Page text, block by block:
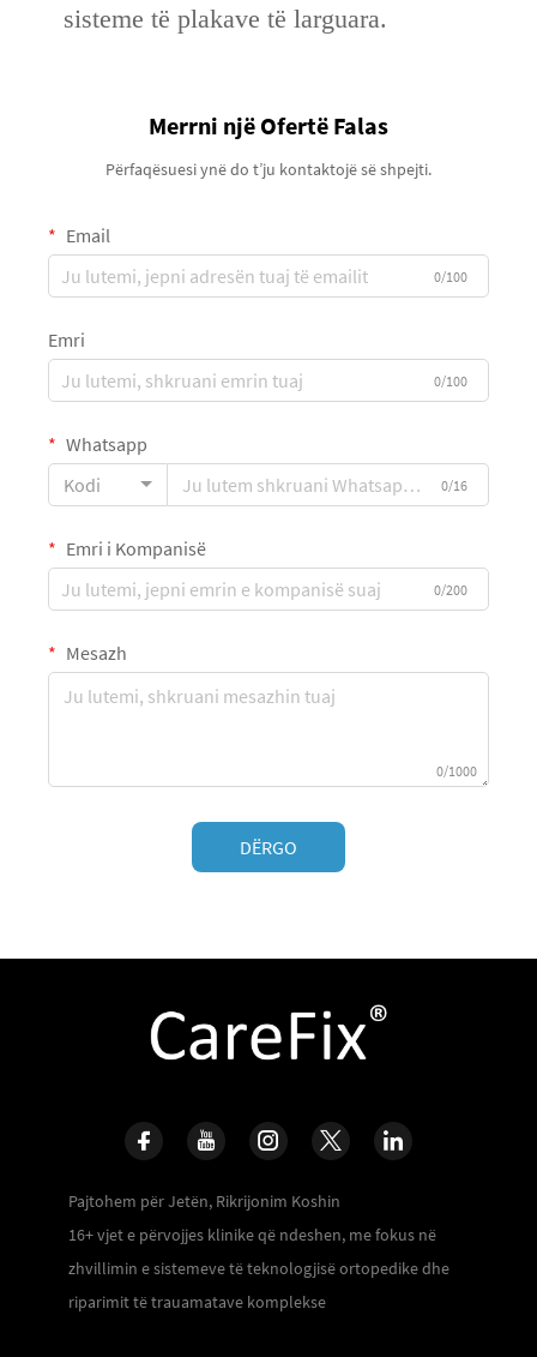
sisteme të plakave të larguara.
Merrni një Ofertë Falas
Përfaqësuesi ynë do t’ju kontaktojë së shpejti.
Email
0/100
Emri
0/100
Whatsapp
Kodi
0/16
Emri i Kompanisë
0/200
Mesazh
0/1000
DËRGO
Pajtohem për Jetën, Rikrijonim Koshin
16+ vjet e përvojjes klinike që ndeshen, me fokus në
zhvillimin e sistemeve të teknologjisë ortopedike dhe
riparimit të trauamatave komplekse